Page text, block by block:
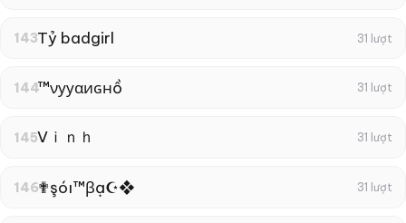
143Tỷ badgirl 31 lượt
144™νууαиɢнồ 31 lượt
145Vｉｎｈ 31 lượt
146✟şóı™βạ☪❖ 31 lượt